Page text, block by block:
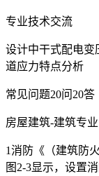
专业技术交流
设计中干式配电变
道应力特点分析
常见问题20问20答
房屋建筑-建筑专业
1消防《（建筑防
图2-3显示，设置